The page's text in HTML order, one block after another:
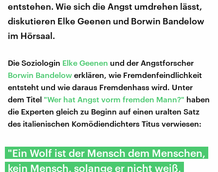
entstehen. Wie sich die Angst umdrehen lässt,
diskutieren Elke Geenen und Borwin Bandelow
im Hörsaal.
Die Soziologin Elke Geenen und der Angstforscher
Borwin Bandelow erklären, wie Fremdenfeindlichkeit
entsteht und wie daraus Fremdenhass wird. Unter
dem Titel "Wer hat Angst vorm fremden Mann?" haben
die Experten gleich zu Beginn auf einen uralten Satz
des italienischen Komödiendichters Titus verwiesen:
"Ein Wolf ist der Mensch dem Menschen,
kein Mensch, solange er nicht weiß,